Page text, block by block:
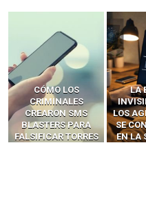
LA BRECHA
INVISIBLE: CÓMO
LOS AGENTES DE IA
SE CONVIRTIERON
EN LA SUPERFICIE
CON